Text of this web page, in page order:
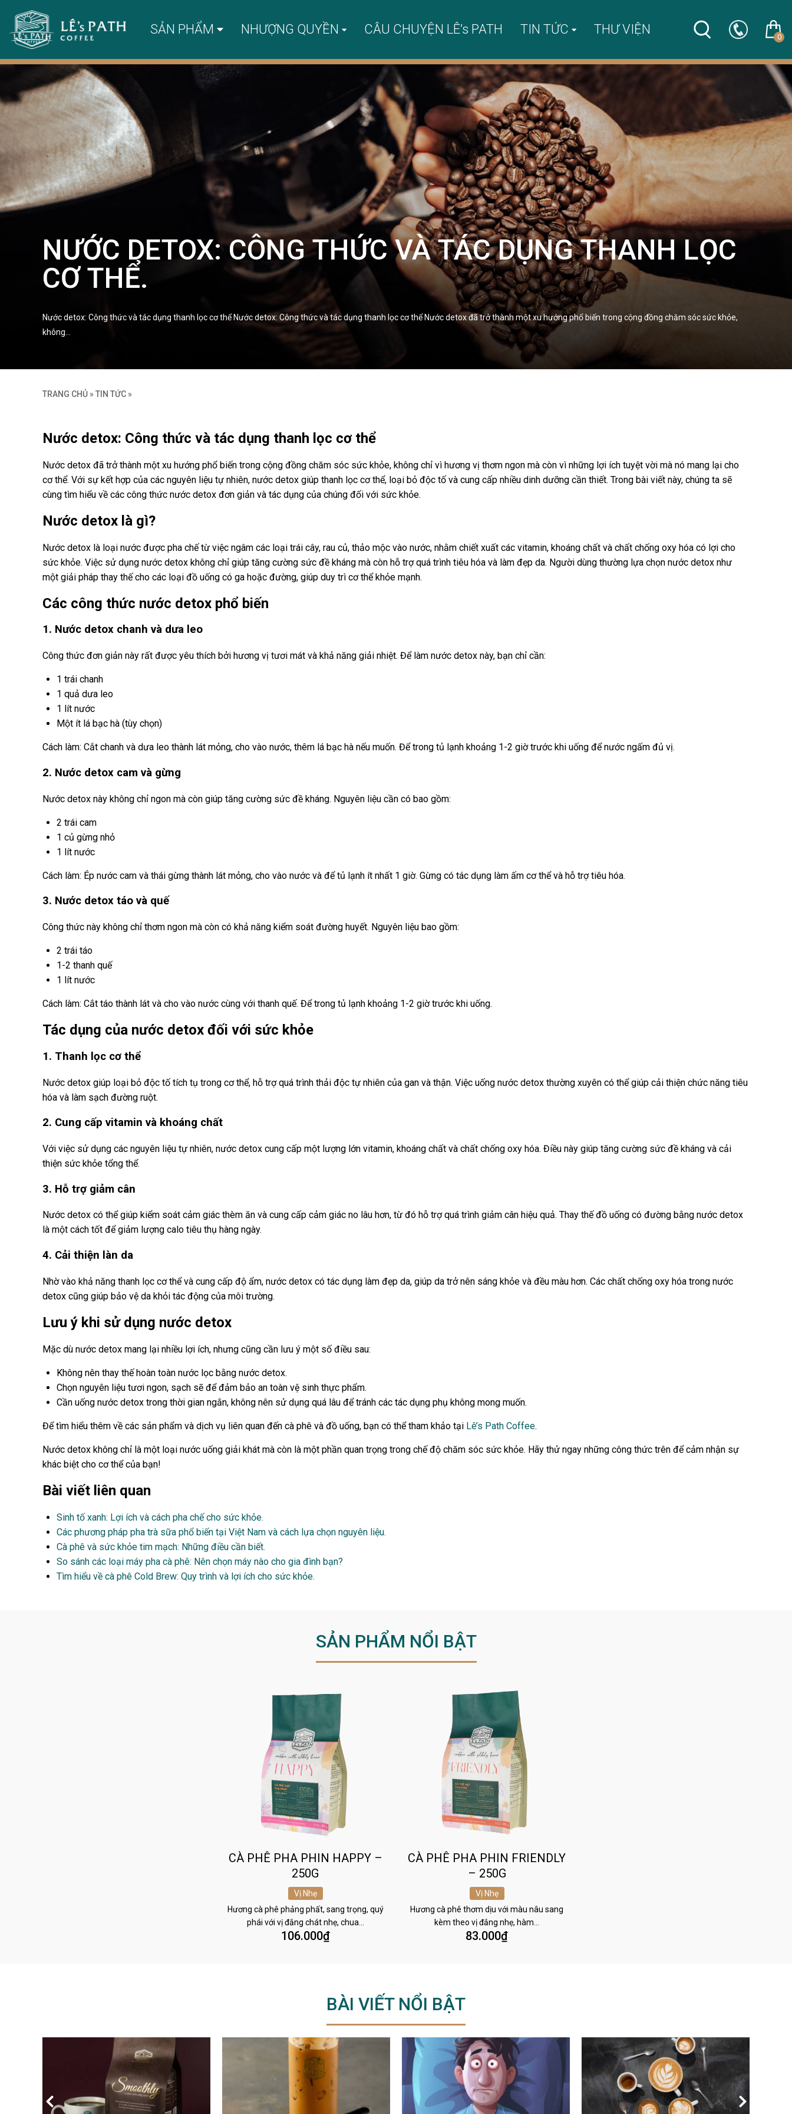
SẢN PHẨM NHƯỢNG QUYỀN CÂU CHUYỆN LÊ’s PATH TIN TỨC THƯ VIỆN 0
NƯỚC DETOX: CÔNG THỨC VÀ TÁC DỤNG THANH LỌC
CƠ THỂ.
Nước detox: Công thức và tác dụng thanh lọc cơ thể Nước detox: Công thức và tác dụng thanh lọc cơ thể Nước detox đã trở thành một xu hướng phổ biến trong cộng đồng chăm sóc sức khỏe,
không…
TRANG CHỦ » TIN TỨC »
Nước detox: Công thức và tác dụng thanh lọc cơ thể
Nước detox đã trở thành một xu hướng phổ biến trong cộng đồng chăm sóc sức khỏe, không chỉ vì hương vị thơm ngon mà còn vì những lợi ích tuyệt vời mà nó mang lại cho
cơ thể. Với sự kết hợp của các nguyên liệu tự nhiên, nước detox giúp thanh lọc cơ thể, loại bỏ độc tố và cung cấp nhiều dinh dưỡng cần thiết. Trong bài viết này, chúng ta sẽ
cùng tìm hiểu về các công thức nước detox đơn giản và tác dụng của chúng đối với sức khỏe.
Nước detox là gì?
Nước detox là loại nước được pha chế từ việc ngâm các loại trái cây, rau củ, thảo mộc vào nước, nhằm chiết xuất các vitamin, khoáng chất và chất chống oxy hóa có lợi cho
sức khỏe. Việc sử dụng nước detox không chỉ giúp tăng cường sức đề kháng mà còn hỗ trợ quá trình tiêu hóa và làm đẹp da. Người dùng thường lựa chọn nước detox như
một giải pháp thay thế cho các loại đồ uống có ga hoặc đường, giúp duy trì cơ thể khỏe mạnh.
Các công thức nước detox phổ biến
1. Nước detox chanh và dưa leo
Công thức đơn giản này rất được yêu thích bởi hương vị tươi mát và khả năng giải nhiệt. Để làm nước detox này, bạn chỉ cần:
1 trái chanh
1 quả dưa leo
1 lít nước
Một ít lá bạc hà (tùy chọn)
Cách làm: Cắt chanh và dưa leo thành lát mỏng, cho vào nước, thêm lá bạc hà nếu muốn. Để trong tủ lạnh khoảng 1-2 giờ trước khi uống để nước ngấm đủ vị.
2. Nước detox cam và gừng
Nước detox này không chỉ ngon mà còn giúp tăng cường sức đề kháng. Nguyên liệu cần có bao gồm:
2 trái cam
1 củ gừng nhỏ
1 lít nước
Cách làm: Ép nước cam và thái gừng thành lát mỏng, cho vào nước và để tủ lạnh ít nhất 1 giờ. Gừng có tác dụng làm ấm cơ thể và hỗ trợ tiêu hóa.
3. Nước detox táo và quế
Công thức này không chỉ thơm ngon mà còn có khả năng kiểm soát đường huyết. Nguyên liệu bao gồm:
2 trái táo
1-2 thanh quế
1 lít nước
Cách làm: Cắt táo thành lát và cho vào nước cùng với thanh quế. Để trong tủ lạnh khoảng 1-2 giờ trước khi uống.
Tác dụng của nước detox đối với sức khỏe
1. Thanh lọc cơ thể
Nước detox giúp loại bỏ độc tố tích tụ trong cơ thể, hỗ trợ quá trình thải độc tự nhiên của gan và thận. Việc uống nước detox thường xuyên có thể giúp cải thiện chức năng tiêu
hóa và làm sạch đường ruột.
2. Cung cấp vitamin và khoáng chất
Với việc sử dụng các nguyên liệu tự nhiên, nước detox cung cấp một lượng lớn vitamin, khoáng chất và chất chống oxy hóa. Điều này giúp tăng cường sức đề kháng và cải
thiện sức khỏe tổng thể.
3. Hỗ trợ giảm cân
Nước detox có thể giúp kiểm soát cảm giác thèm ăn và cung cấp cảm giác no lâu hơn, từ đó hỗ trợ quá trình giảm cân hiệu quả. Thay thế đồ uống có đường bằng nước detox
là một cách tốt để giảm lượng calo tiêu thụ hàng ngày.
4. Cải thiện làn da
Nhờ vào khả năng thanh lọc cơ thể và cung cấp độ ẩm, nước detox có tác dụng làm đẹp da, giúp da trở nên sáng khỏe và đều màu hơn. Các chất chống oxy hóa trong nước
detox cũng giúp bảo vệ da khỏi tác động của môi trường.
Lưu ý khi sử dụng nước detox
Mặc dù nước detox mang lại nhiều lợi ích, nhưng cũng cần lưu ý một số điều sau:
Không nên thay thế hoàn toàn nước lọc bằng nước detox.
Chọn nguyên liệu tươi ngon, sạch sẽ để đảm bảo an toàn vệ sinh thực phẩm.
Cần uống nước detox trong thời gian ngắn, không nên sử dụng quá lâu để tránh các tác dụng phụ không mong muốn.
Để tìm hiểu thêm về các sản phẩm và dịch vụ liên quan đến cà phê và đồ uống, bạn có thể tham khảo tại Lê’s Path Coffee.
Nước detox không chỉ là một loại nước uống giải khát mà còn là một phần quan trọng trong chế độ chăm sóc sức khỏe. Hãy thử ngay những công thức trên để cảm nhận sự
khác biệt cho cơ thể của bạn!
Bài viết liên quan
Sinh tố xanh: Lợi ích và cách pha chế cho sức khỏe.
Các phương pháp pha trà sữa phổ biến tại Việt Nam và cách lựa chọn nguyên liệu.
Cà phê và sức khỏe tim mạch: Những điều cần biết.
So sánh các loại máy pha cà phê: Nên chọn máy nào cho gia đình bạn?
Tìm hiểu về cà phê Cold Brew: Quy trình và lợi ích cho sức khỏe.
SẢN PHẨM NỔI BẬT
CÀ PHÊ PHA PHIN HAPPY –
250G
Vị Nhẹ
Hương cà phê phảng phất, sang trọng, quý
phái với vị đắng chát nhẹ, chua…
106.000₫
CÀ PHÊ PHA PHIN FRIENDLY
– 250G
Vị Nhẹ
Hương cà phê thơm dịu với màu nâu sang
kèm theo vị đắng nhẹ, hàm…
83.000₫
BÀI VIẾT NỔI BẬT